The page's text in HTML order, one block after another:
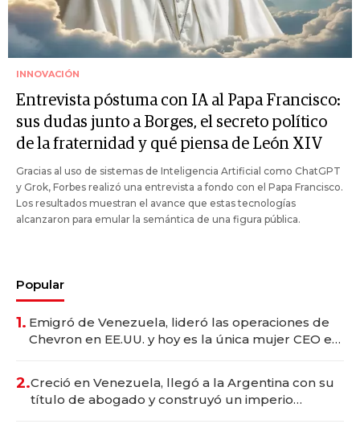
INNOVACIÓN
Entrevista póstuma con IA al Papa Francisco:
sus dudas junto a Borges, el secreto político
de la fraternidad y qué piensa de León XIV
Gracias al uso de sistemas de Inteligencia Artificial como ChatGPT
y Grok, Forbes realizó una entrevista a fondo con el Papa Francisco.
Los resultados muestran el avance que estas tecnologías
alcanzaron para emular la semántica de una figura pública.
Popular
1. Emigró de Venezuela, lideró las operaciones de
Chevron en EE.UU. y hoy es la única mujer CEO en
2.Creció en Venezuela, llegó a la Argentina con su
título de abogado y construyó un imperio